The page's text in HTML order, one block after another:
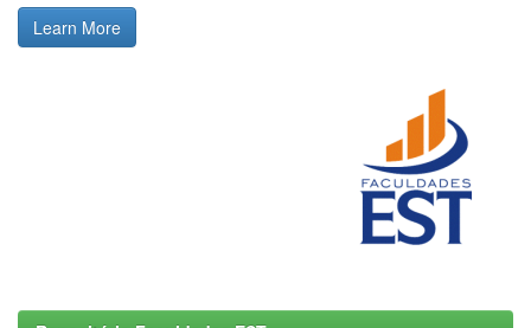
Learn More